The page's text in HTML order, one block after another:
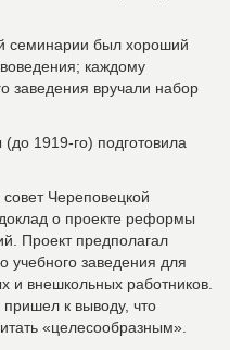
семинарии был хороший
каждому
заведения вручали набор
1919-го) подготовила
Череповецкой
о проекте реформы
Проект предполагал
учебного заведения для
и внешкольных работников.
пришел к выводу, что
«целесообразным».